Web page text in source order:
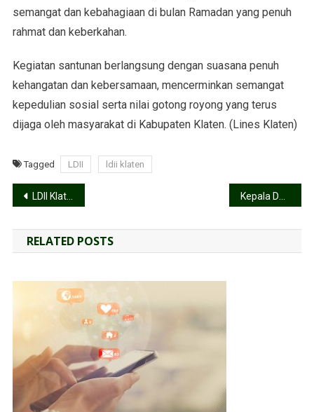
semangat dan kebahagiaan di bulan Ramadan yang penuh
rahmat dan keberkahan.
Kegiatan santunan berlangsung dengan suasana penuh
kehangatan dan kebersamaan, mencerminkan semangat
kepedulian sosial serta nilai gotong royong yang terus
dijaga oleh masyarakat di Kabupaten Klaten. (Lines Klaten)
Tagged LDII ldii klaten
LDII Klaten Hadiri Tarawih Keliling Bersama Bupati Hamenang Wajar Ismoyo
RELATED POSTS